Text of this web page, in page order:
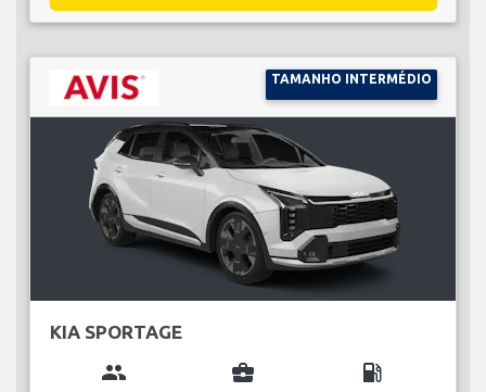
TAMANHO INTERMÉDIO
KIA SPORTAGE
group business_center local_gas_station